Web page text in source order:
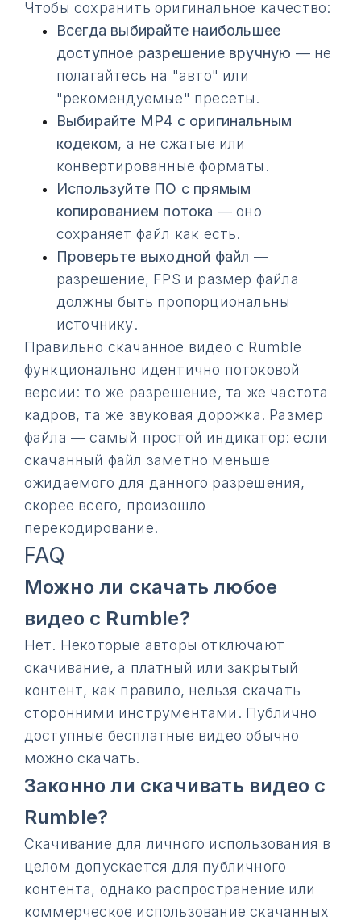
Чтобы сохранить оригинальное качество:
Всегда выбирайте наибольшее
доступное разрешение вручную — не
полагайтесь на "авто" или
"рекомендуемые" пресеты.
Выбирайте MP4 с оригинальным
кодеком, а не сжатые или
конвертированные форматы.
Используйте ПО с прямым
копированием потока — оно
сохраняет файл как есть.
Проверьте выходной файл —
разрешение, FPS и размер файла
должны быть пропорциональны
источнику.
Правильно скачанное видео с Rumble
функционально идентично потоковой
версии: то же разрешение, та же частота
кадров, та же звуковая дорожка. Размер
файла — самый простой индикатор: если
скачанный файл заметно меньше
ожидаемого для данного разрешения,
скорее всего, произошло
перекодирование.
FAQ
Можно ли скачать любое
видео с Rumble?
Нет. Некоторые авторы отключают
скачивание, а платный или закрытый
контент, как правило, нельзя скачать
сторонними инструментами. Публично
доступные бесплатные видео обычно
можно скачать.
Законно ли скачивать видео с
Rumble?
Скачивание для личного использования в
целом допускается для публичного
контента, однако распространение или
коммерческое использование скачанных